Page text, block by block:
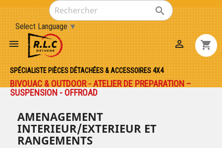

Select Language ▼
 shopping_cart

SPÉCIALISTE PIÈCES DÉTACHÉES & ACCESSOIRES 4X4
BIVOUAC & OUTDOOR - ATELIER DE PREPARATION –
SUSPENSION - OFFROAD
AMENAGEMENT
INTERIEUR/EXTERIEUR ET
RANGEMENTS